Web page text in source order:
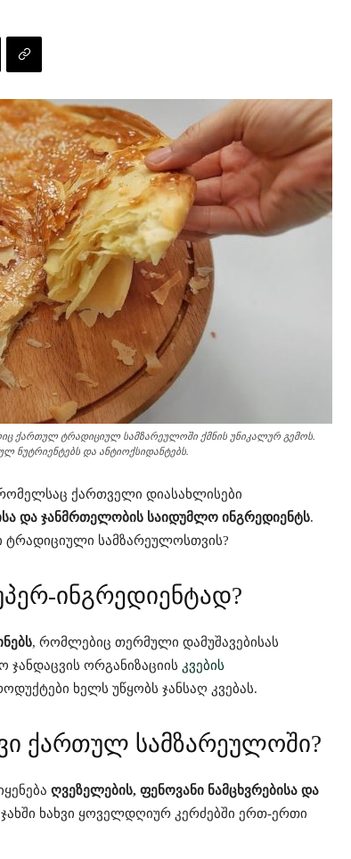
ქართულ ტრადიციულ სამზარეულოში ქმნის უნიკალურ გემოს.
ნუტრიენტებს და ანტიოქსიდანტებს.
ქართველი დიასახლისები
და ჯანმრთელობის საიდუმლო ინგრედიენტს.
ტრადიციული სამზარეულოსთვის?
ინგრედიენტად?
, რომლებიც თერმული დამუშავებისას
ორგანიზაციის კვების
ხელს უწყობს ჯანსაღ კვებას.
ქართულ სამზარეულოში?
ღვეზელების, ფენოვანი ნამცხვრებისა და
ხახვი ყოველდღიურ კერძებში ერთ-ერთი